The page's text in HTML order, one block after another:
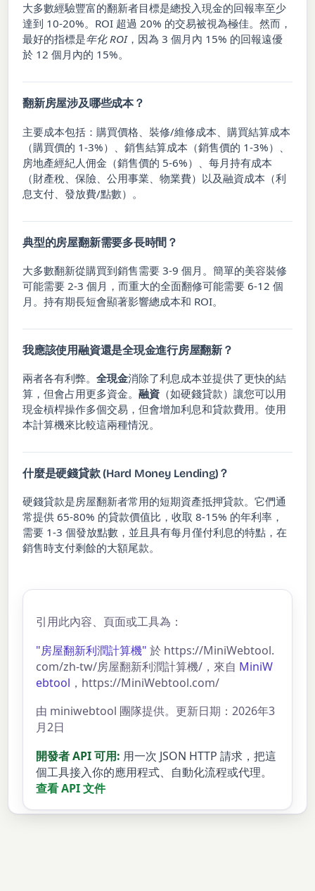
大多數經驗豐富的翻新者目標是總投入現金的回報率至少
達到 10-20%。ROI 超過 20% 的交易被視為極佳。然而，
最好的指標是年化 ROI，因為 3 個月內 15% 的回報遠優
於 12 個月內的 15%。
翻新房屋涉及哪些成本？
主要成本包括：購買價格、裝修/維修成本、購買結算成本
（購買價的 1-3%）、銷售結算成本（銷售價的 1-3%）、
房地產經紀人佣金（銷售價的 5-6%）、每月持有成本
（財產稅、保險、公用事業、物業費）以及融資成本（利
息支付、發放費/點數）。
典型的房屋翻新需要多長時間？
大多數翻新從購買到銷售需要 3-9 個月。簡單的美容裝修
可能需要 2-3 個月，而重大的全面翻修可能需要 6-12 個
月。持有期長短會顯著影響總成本和 ROI。
我應該使用融資還是全現金進行房屋翻新？
兩者各有利弊。全現金消除了利息成本並提供了更快的結
算，但會占用更多資金。融資 （如硬錢貸款）讓您可以用
現金槓桿操作多個交易，但會增加利息和貸款費用。使用
本計算機來比較這兩種情況。
什麼是硬錢貸款 (Hard Money Lending)？
硬錢貸款是房屋翻新者常用的短期資產抵押貸款。它們通
常提供 65-80% 的貸款價值比，收取 8-15% 的年利率，
需要 1-3 個發放點數，並且具有每月僅付利息的特點，在
銷售時支付剩餘的大額尾款。
引用此內容、頁面或工具為：
"房屋翻新利潤計算機" 於 https://MiniWebtool.
com/zh-tw/房屋翻新利潤計算機/，來自 MiniW
ebtool ，https://MiniWebtool.com/
由 miniwebtool 團隊提供。更新日期：2026年3
月2日
開發者 API 可用: 用一次 JSON HTTP 請求，把這
個工具接入你的應用程式、自動化流程或代理。
查看 API 文件